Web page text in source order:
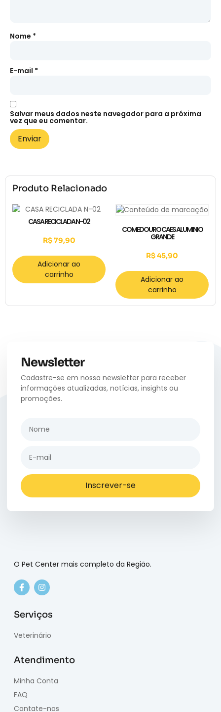
Produto Relacionado
CASA RECICLADA N-02
R$79,90
Adicionar ao
carrinho
COMEDOURO CAES ALUMINIO
GRANDE
R$45,90
Adicionar ao
carrinho
Nome *
E-mail *
Salvar meus dados neste navegador para a próxima
vez que eu comentar.
Newsletter
Cadastre-se em nossa newsletter para receber
informações atualizadas, notícias, insights ou
promoções.
Inscrever-se
O Pet Center mais completo da Região.
Serviços
Veterinário
Atendimento
Minha Conta
FAQ
Contate-nos